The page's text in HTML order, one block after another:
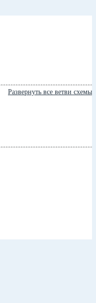
Развернуть все ветви схемы